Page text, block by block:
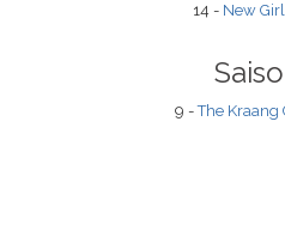
14 - New
9 -The Kraang